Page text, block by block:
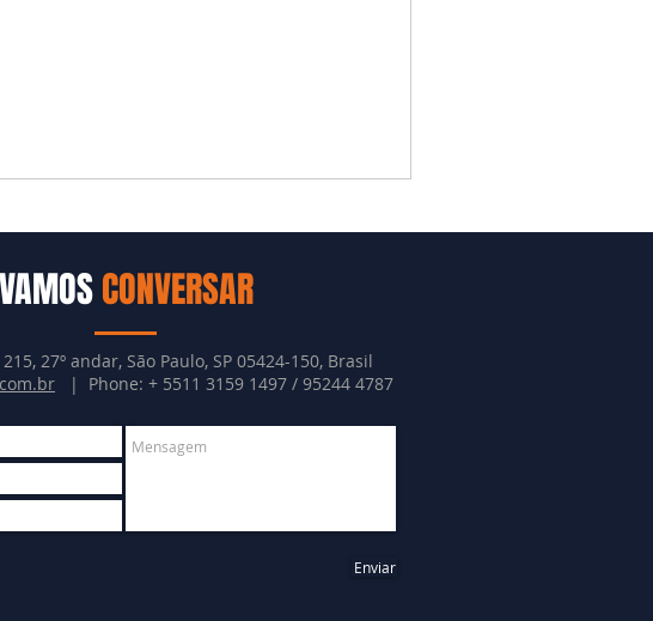
VAMOSCONVERSAR
27º andar, São Paulo, SP 05424-150, Brasil
| Phone: + 5511 3159 1497 / 95244 4787
Enviar